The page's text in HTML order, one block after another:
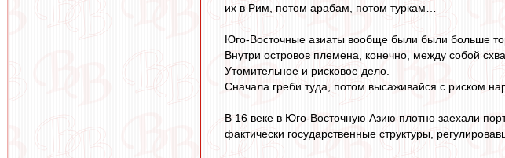
их в Рим, потом арабам, потом туркам…
Юго-Восточные азиаты вообще были были больше
Внутри островов племена, конечно, между собой
Утомительное и рисковое дело.
Сначала греби туда, потом высаживайся с риском
В 16 веке в Юго-Восточную Азию плотно заехали
фактически государственные структуры,